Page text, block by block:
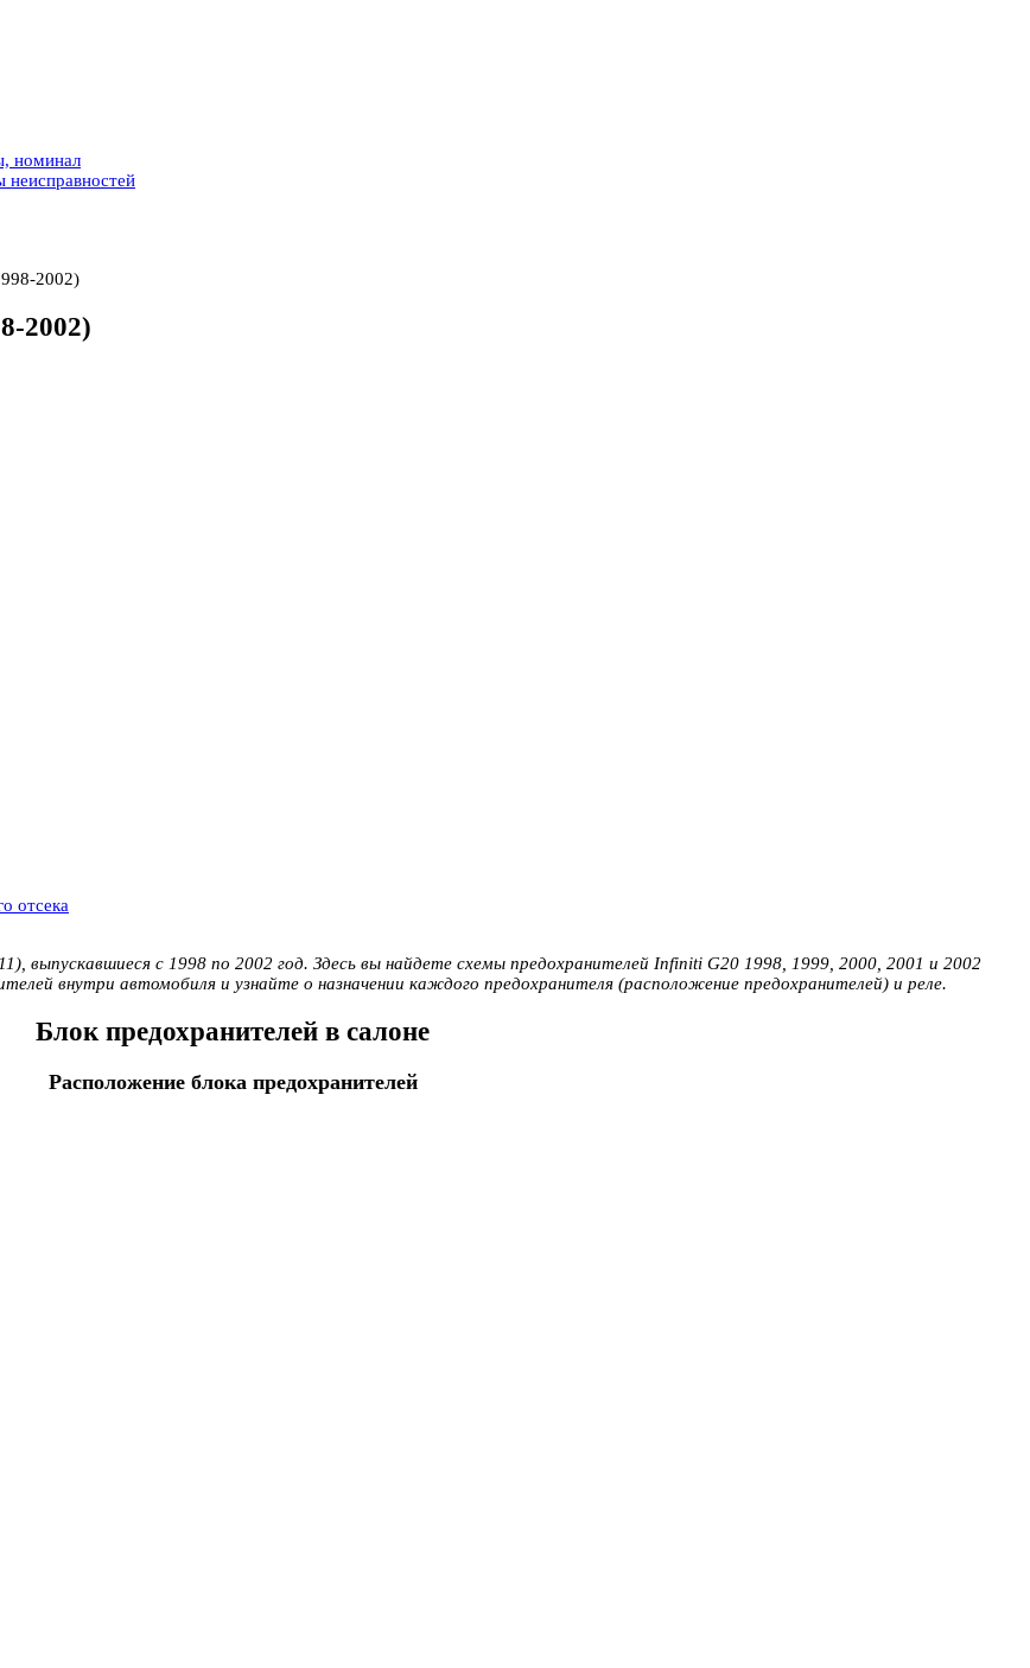
номинал
неисправностей
2002)
2002)
отсека
выпускавшиеся с 1998 по 2002 год. Здесь вы найдете схемы предохранителей Infiniti G20 1998, 1999, 2000, 2001 и 2002
внутри автомобиля и узнайте о назначении каждого предохранителя (расположение предохранителей) и реле.
Блок предохранителей в салоне
Расположение блока предохранителей